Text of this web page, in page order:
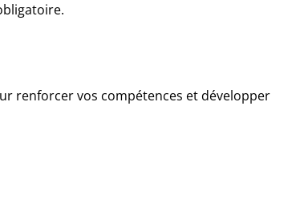
renforcer vos compétences et développer